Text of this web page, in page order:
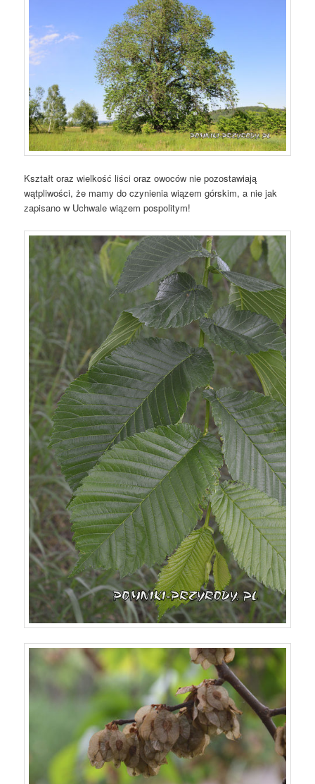
Kształt oraz wielkość liści oraz owoców nie pozostawiają
wątpliwości, że mamy do czynienia wiązem górskim, a nie jak
zapisano w Uchwale wiązem pospolitym!